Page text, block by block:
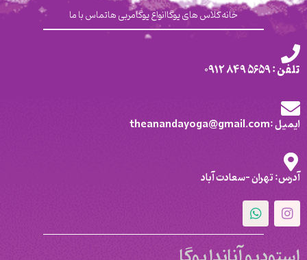
خانهکلاس های یوگاانواع یوگامربی هاتماس با ما
تلفن : 5659 849 0912
ایمیل :theanandayoga@gmail.com
آدرس: تهران -سعادت آباد